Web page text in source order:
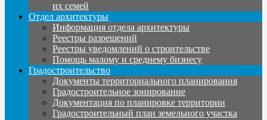
их семей
Отдел архитектуры
Информация отдела архитектуры
Реестры разрешений
Реестры уведомлений о строительстве
Помощь малому и среднему бизнесу
Градостроительство
Документы территориального планирования
Градостроительное зонирование
Документация по планировке территории
Градостроительный план земельного участка